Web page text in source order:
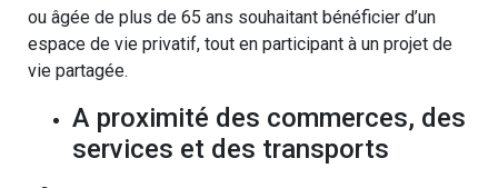
ou âgée de plus de 65 ans souhaitant bénéficier d’un
espace de vie privatif, tout en participant à un projet de
vie partagée.
A proximité des commerces, des
services et des transports